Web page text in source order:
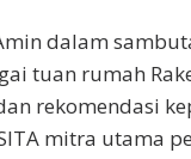
dalam
tuan rumah
rekomendasi
mitra utama